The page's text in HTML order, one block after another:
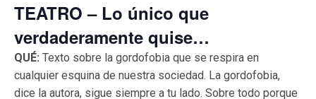
TEATRO – Lo único que
verdaderamente quise…
QUÉ: Texto sobre la gordofobia que se respira en
cualquier esquina de nuestra sociedad. La gordofobia,
dice la autora, sigue siempre a tu lado. Sobre todo porque